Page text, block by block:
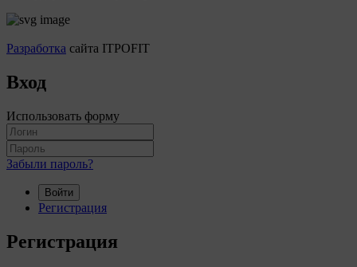
Разработка сайта ITPOFIT
Вход
Использовать форму
Забыли пароль?
Войти
Регистрация
Регистрация